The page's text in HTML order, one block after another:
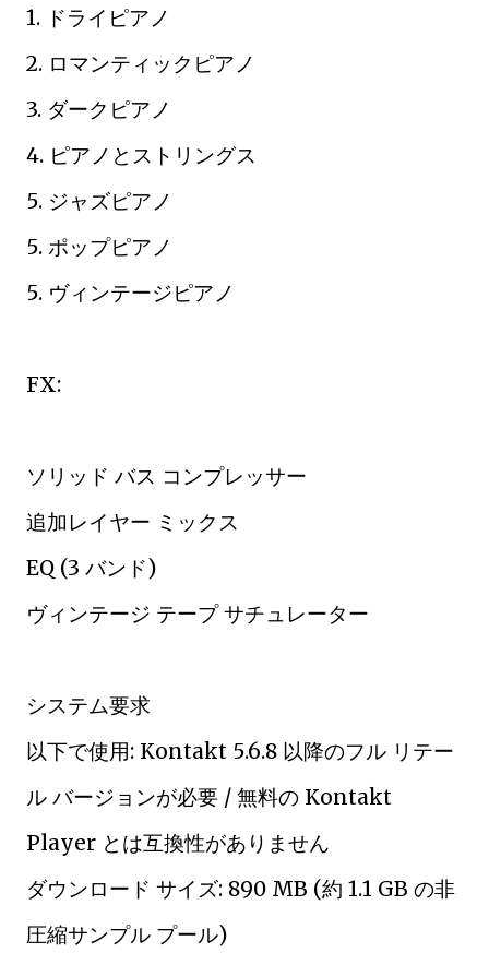
1. ドライピアノ
2. ロマンティックピアノ
3. ダークピアノ
4. ピアノとストリングス
5. ジャズピアノ
5. ポップピアノ
5. ヴィンテージピアノ
FX:
ソリッド バス コンプレッサー
追加レイヤー ミックス
EQ (3 バンド)
ヴィンテージ テープ サチュレーター
システム要求
以下で使用: Kontakt 5.6.8 以降のフル リテー
ル バージョンが必要 / 無料の Kontakt
Player とは互換性がありません
ダウンロード サイズ: 890 MB (約 1.1 GB の非
圧縮サンプル プール)